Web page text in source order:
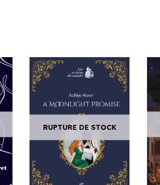
RUPTURE DE STOCK